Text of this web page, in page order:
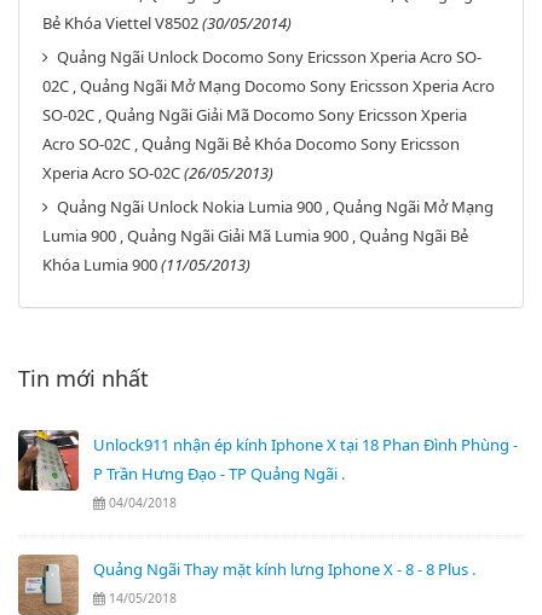
Bẻ Khóa Viettel V8502(30/05/2014)
Quảng Ngãi Unlock Docomo Sony Ericsson Xperia Acro SO-
02C , Quảng Ngãi Mở Mạng Docomo Sony Ericsson Xperia Acro
SO-02C , Quảng Ngãi Giải Mã Docomo Sony Ericsson Xperia
Acro SO-02C , Quảng Ngãi Bẻ Khóa Docomo Sony Ericsson
Xperia Acro SO-02C(26/05/2013)
Quảng Ngãi Unlock Nokia Lumia 900 , Quảng Ngãi Mở Mạng
Lumia 900 , Quảng Ngãi Giải Mã Lumia 900 , Quảng Ngãi Bẻ
Khóa Lumia 900(11/05/2013)
Tin mới nhất
Unlock911 nhận ép kính Iphone X tại 18 Phan Đình Phùng -
P Trần Hưng Đạo - TP Quảng Ngãi .
04/04/2018
Quảng Ngãi Thay mặt kính lưng Iphone X - 8 - 8 Plus .
14/05/2018